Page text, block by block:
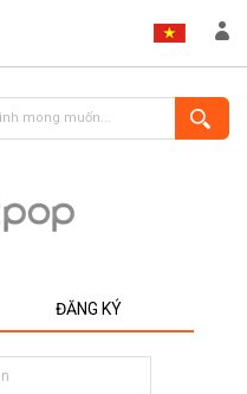
ĐĂNG KÝ